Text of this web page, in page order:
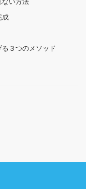
成
３つのメソッド